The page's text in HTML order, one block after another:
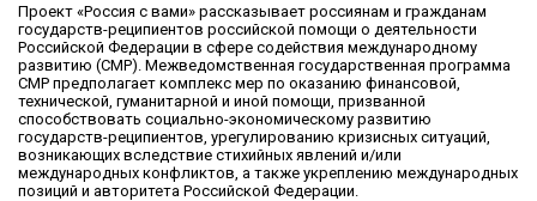
Проект «Россия с вами» рассказывает россиянам и гражданам
государств-реципиентов российской помощи о деятельности
Российской Федерации в сфере содействия международному
развитию (СМР). Межведомственная государственная программа
СМР предполагает комплекс мер по оказанию финансовой,
технической, гуманитарной и иной помощи, призванной
способствовать социально-экономическому развитию
государств-реципиентов, урегулированию кризисных ситуаций,
возникающих вследствие стихийных явлений и/или
международных конфликтов, а также укреплению международных
позиций и авторитета Российской Федерации.